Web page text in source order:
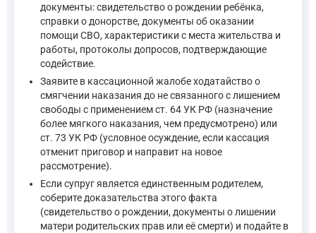
Что касается прекращения уголовного дела или
Статья 228 УК РФ устанавливает ответственность за
—Уголовный кодекс Российской Федерации, ст. 228
... об условно-досрочном освобождении от отбывания
5) о замене неотбытой части наказания более мягким
6) об освобождении от наказания в связи с болезнью
—Уголовно-процессуальный кодекс Российской
Таким образом, немедленно освободить супруга из СИЗО
документы: свидетельство о рождении ребёнка,
справки о донорстве, документы об оказании
помощи СВО, характеристики с места жительства и
работы, протоколы допросов, подтверждающие
содействие.
Заявите в кассационной жалобе ходатайство о
смягчении наказания до не связанного с лишением
свободы с применением ст. 64 УК РФ (назначение
более мягкого наказания, чем предусмотрено) или
ст. 73 УК РФ (условное осуждение, если кассация
отменит приговор и направит на новое
рассмотрение).
Если супруг является единственным родителем,
соберите доказательства этого факта
(свидетельство о рождении, документы о лишении
матери родительских прав или её смерти) и подайте в